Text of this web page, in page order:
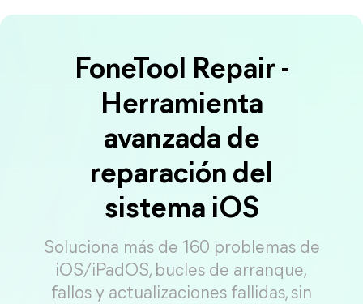
FoneTool Repair -
Herramienta
avanzada de
reparación del
sistema iOS
Soluciona más de 160 problemas de
iOS/iPadOS, bucles de arranque,
fallos y actualizaciones fallidas, sin